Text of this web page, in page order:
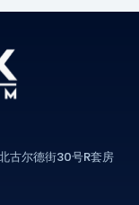
古尔德街30号R套房